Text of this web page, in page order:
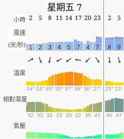
星期五 7
小時 2 5 8 11 14 17 20 23 2 5
風速
(米/秒) 1 2 3 4 5 7 4 7 8 9
溫度
24° 24° 30° 35° 37° 36° 30° 27° 25° 23°
相對濕度
52 52 32 23 20 22 35 47 60 67
氣壓